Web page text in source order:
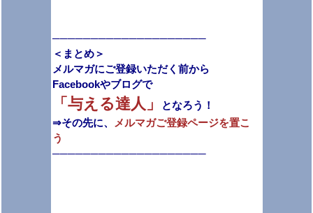
────────────────────
＜まとめ＞
メルマガにご登録いただく前から
Facebookやブログで
「与える達人」
となろう！
⇒その先に、
メルマガご登録ページを置こ
う
────────────────────